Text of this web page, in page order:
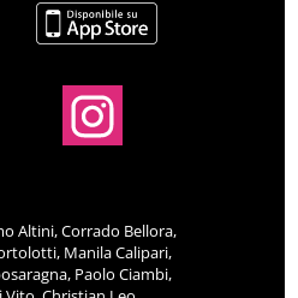
Altini, Corrado Bellora,
Manila Calipari,
Paolo Ciambi,